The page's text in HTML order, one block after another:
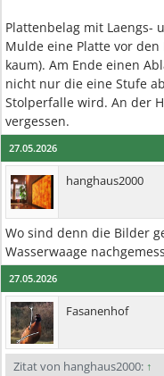
Plattenbelag mit Laengs-
Mulde eine Platte vor
kaum). Am Ende einen
nicht nur die eine Stufe
Stolperfalle wird. An der
vergessen.
27.05.2026
hanghaus2000
Wo sind denn die Bilder
Wasserwaage
27.05.2026
Fasanenhof
Zitat von hanghaus2000: ↑